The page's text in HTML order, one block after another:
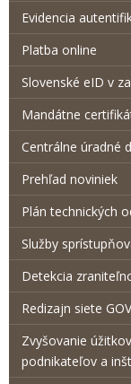
Evidencia
Platba online
Slovenské eID v
Mandátne
Centrálne úradné
Prehľad noviniek
Plán technických
Služby
Detekcia
Redizajn siete
Zvyšovanie
podnikateľov a